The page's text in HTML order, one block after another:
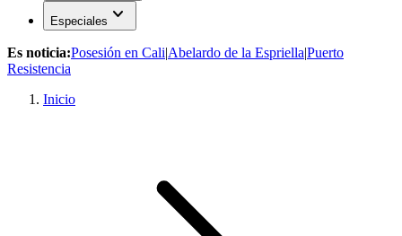
Especiales expand_more
Es noticia:Posesión en Cali|Abelardo de la Espriella|Puerto
Resistencia
Inicio